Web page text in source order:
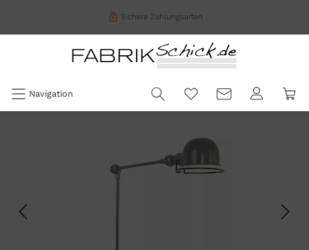
Sichere Zahlungsarten
Navigation